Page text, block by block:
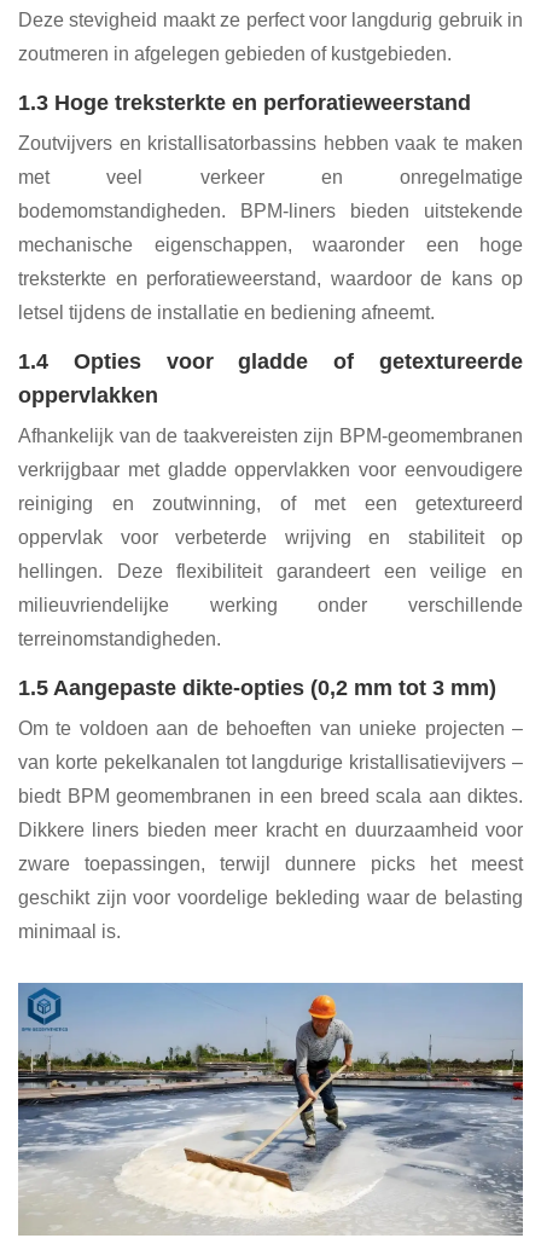
Deze stevigheid maakt ze perfect voor langdurig gebruik in
zoutmeren in afgelegen gebieden of kustgebieden.
1.3 Hoge treksterkte en perforatieweerstand
Zoutvijvers en kristallisatorbassins hebben vaak te maken
met veel verkeer en onregelmatige
bodemomstandigheden. BPM-liners bieden uitstekende
mechanische eigenschappen, waaronder een hoge
treksterkte en perforatieweerstand, waardoor de kans op
letsel tijdens de installatie en bediening afneemt.
1.4 Opties voor gladde of getextureerde
oppervlakken
Afhankelijk van de taakvereisten zijn BPM-geomembranen
verkrijgbaar met gladde oppervlakken voor eenvoudigere
reiniging en zoutwinning, of met een getextureerd
oppervlak voor verbeterde wrijving en stabiliteit op
hellingen. Deze flexibiliteit garandeert een veilige en
milieuvriendelijke werking onder verschillende
terreinomstandigheden.
1.5 Aangepaste dikte-opties (0,2 mm tot 3 mm)
Om te voldoen aan de behoeften van unieke projecten –
van korte pekelkanalen tot langdurige kristallisatievijvers –
biedt BPM geomembranen in een breed scala aan diktes.
Dikkere liners bieden meer kracht en duurzaamheid voor
zware toepassingen, terwijl dunnere picks het meest
geschikt zijn voor voordelige bekleding waar de belasting
minimaal is.